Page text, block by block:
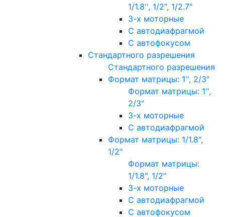
1/1.8'', 1/2", 1/2.7"
3-х моторные
С автодиафрагмой
С автофокусом
Стандартного разрешения
Стандартного разрешения
Формат матрицы: 1'', 2/3"
Формат матрицы: 1'',
2/3"
3-х моторные
С автодиафрагмой
Формат матрицы: 1/1.8",
1/2"
Формат матрицы:
1/1.8", 1/2"
3-х моторные
С автодиафрагмой
С автофокусом